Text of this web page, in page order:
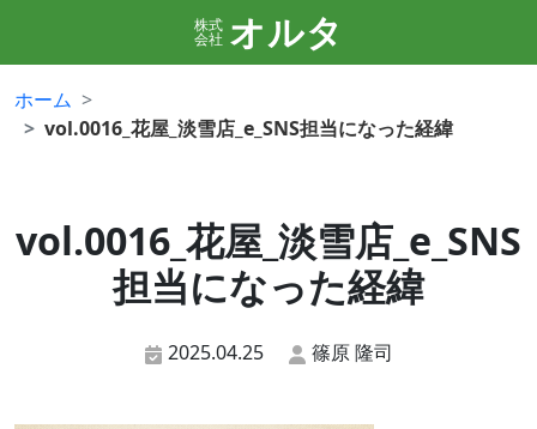
株式
会社 オルタ
ホーム
vol.0016_花屋_淡雪店_e_SNS担当になった経緯
vol.0016_花屋_淡雪店_e_SNS
担当になった経緯
2025.04.25 篠原 隆司